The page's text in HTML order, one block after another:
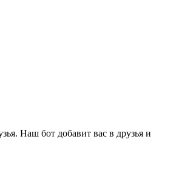
Наш бот добавит вас в друзья и